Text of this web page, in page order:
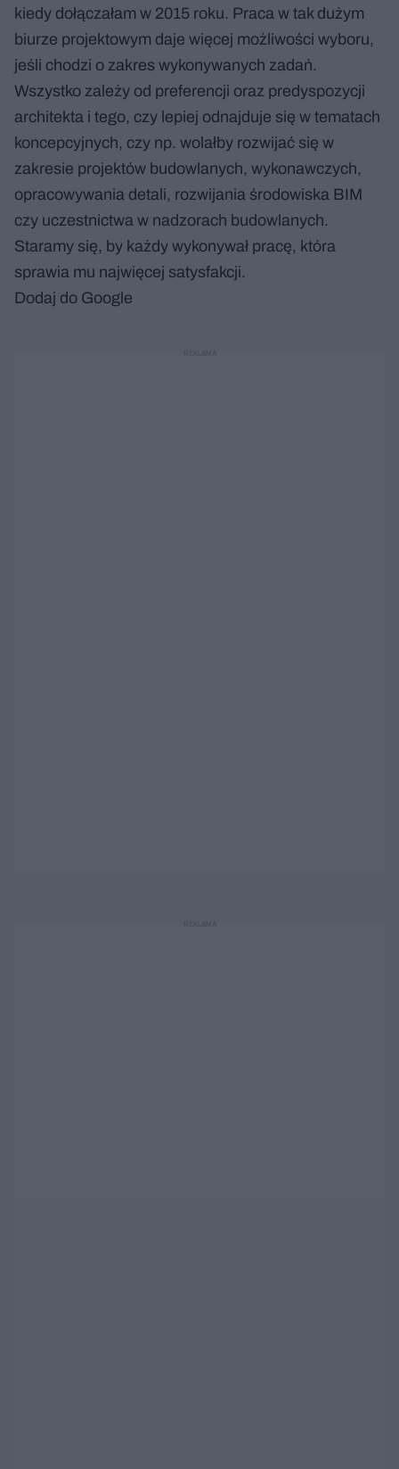
kiedy dołączałam w 2015 roku. Praca w tak dużym
biurze projektowym daje więcej możliwości wyboru,
jeśli chodzi o zakres wykonywanych zadań.
Wszystko zależy od preferencji oraz predyspozycji
architekta i tego, czy lepiej odnajduje się w tematach
koncepcyjnych, czy np. wolałby rozwijać się w
zakresie projektów budowlanych, wykonawczych,
opracowywania detali, rozwijania środowiska BIM
czy uczestnictwa w nadzorach budowlanych.
Staramy się, by każdy wykonywał pracę, która
sprawia mu najwięcej satysfakcji.
Dodaj do Google